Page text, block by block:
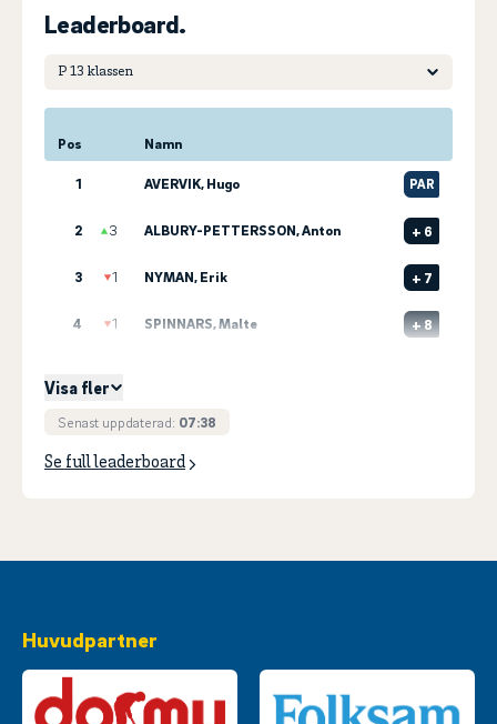
Leaderboard.
Pos Namn
1 AVERVIK, Hugo PAR
2 3 ALBURY-PETTERSSON, Anton + 6
3 1 NYMAN, Erik + 7
4 1 SPINNARS, Malte +8
Visa fler
Senast uppdaterad: 07:38
Se full leaderboard
Huvudpartner